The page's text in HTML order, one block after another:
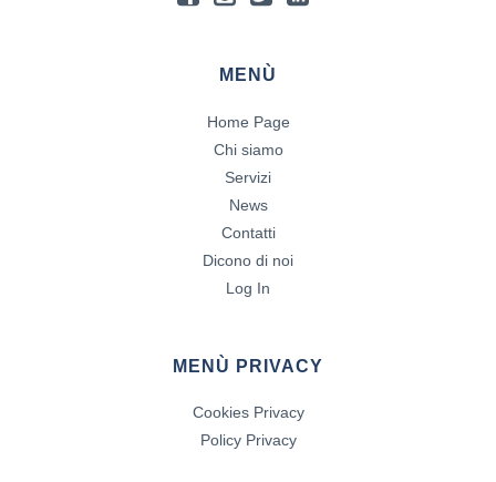
MENÙ
Home Page
Chi siamo
Servizi
News
Contatti
Dicono di noi
Log In
MENÙ PRIVACY
Cookies Privacy
Policy Privacy